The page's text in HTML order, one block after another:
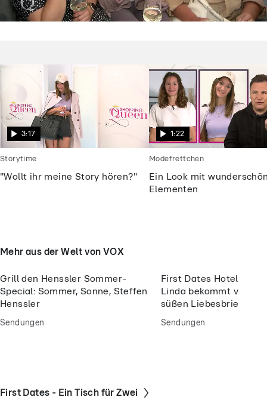
die Kandidatinnen fassungslos
3:17
"Wollt ihr meine Story hören?"
Storytime
1:22
Ein Look mit
Elementen
Modefrettchen
Mehr aus der Welt von VOX
Grill den Henssler Sommer-
Special: Sommer, Sonne, Steffen
Henssler
Sendungen
First Dates Hotel: Wie
Linda bekommt von
süßen Liebesbrief
Sendungen
First Dates - Ein Tisch für Zwei